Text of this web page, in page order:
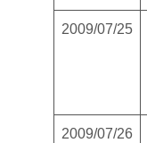
2009/07/25
2009/07/26